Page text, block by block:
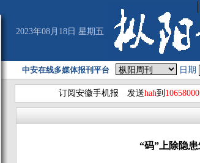
2023年08月18日 星期五
中安在线多媒体报刊平台 日期
订阅安徽手机报 发送hah到 10658000
“码”上除隐